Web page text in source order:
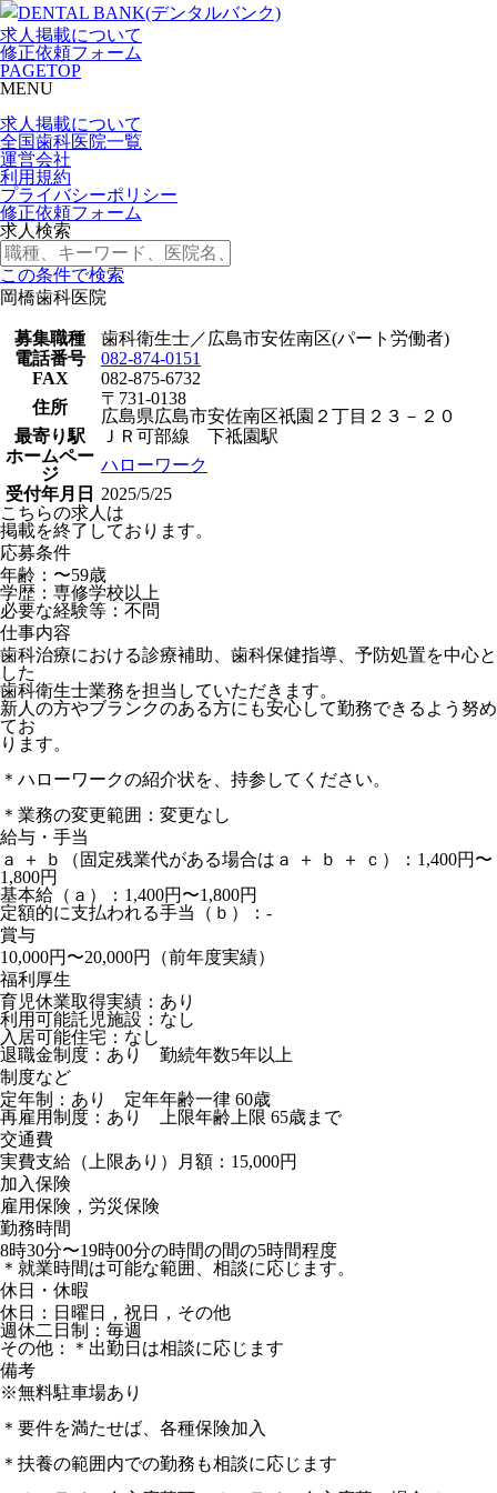
求人掲載について
修正依頼フォーム
PAGETOP
MENU
求人掲載について
全国歯科医院一覧
運営会社
利用規約
プライバシーポリシー
修正依頼フォーム
求人検索
この条件で検索
岡橋歯科医院
募集職種
歯科衛生士／広島市安佐南区(パート労働者)
電話番号
082-874-0151
FAX
082-875-6732
住所
〒731-0138
広島県広島市安佐南区祇園２丁目２３－２０
最寄り駅
ＪＲ可部線 下祗園駅
ホームペー
ジ
ハローワーク
受付年月日
2025/5/25
こちらの求人は
掲載を終了しております。
応募条件
年齢：〜59歳
学歴：専修学校以上
必要な経験等：不問
仕事内容
歯科治療における診療補助、歯科保健指導、予防処置を中心と
した
歯科衛生士業務を担当していただきます。
新人の方やブランクのある方にも安心して勤務できるよう努め
てお
ります。
＊ハローワークの紹介状を、持参してください。
＊業務の変更範囲：変更なし
給与・手当
ａ ＋ ｂ（固定残業代がある場合はａ ＋ ｂ ＋ ｃ）：1,400円〜
1,800円
基本給（ａ）：1,400円〜1,800円
定額的に支払われる手当（ｂ）：-
賞与
10,000円〜20,000円（前年度実績）
福利厚生
育児休業取得実績：あり
利用可能託児施設：なし
入居可能住宅：なし
退職金制度：あり 勤続年数5年以上
制度など
定年制：あり 定年年齢一律 60歳
再雇用制度：あり 上限年齢上限 65歳まで
交通費
実費支給（上限あり）月額：15,000円
加入保険
雇用保険，労災保険
勤務時間
8時30分〜19時00分の時間の間の5時間程度
＊就業時間は可能な範囲、相談に応じます。
休日・休暇
休日：日曜日，祝日，その他
週休二日制：毎週
その他：＊出勤日は相談に応じます
備考
※無料駐車場あり
＊要件を満たせば、各種保険加入
＊扶養の範囲内での勤務も相談に応じます